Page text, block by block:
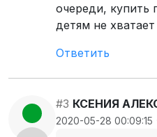
очереди, купить
детям не хватает
Ответить
#3 КСЕНИЯ
2020-05-28 00:09:15